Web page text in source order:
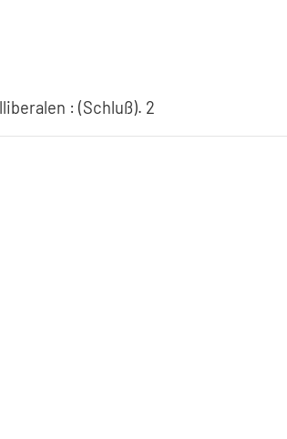
: (Schluß). 2